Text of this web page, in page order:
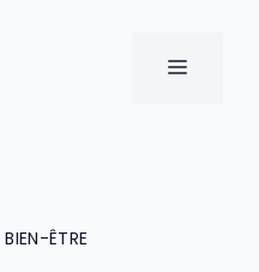
MENU
ÊTRE